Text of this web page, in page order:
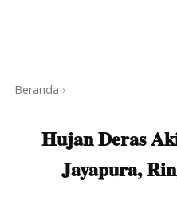
Beranda ›
Hujan Deras
Jayapura,